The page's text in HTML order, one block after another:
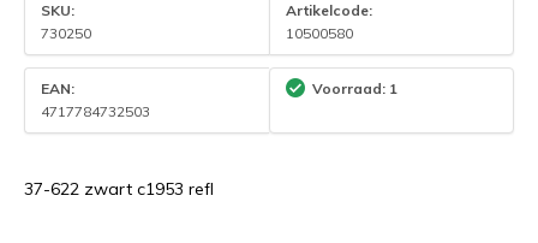
SKU:
730250
Artikelcode:
10500580
EAN:
4717784732503
Voorraad: 1
37-622 zwart c1953 refl